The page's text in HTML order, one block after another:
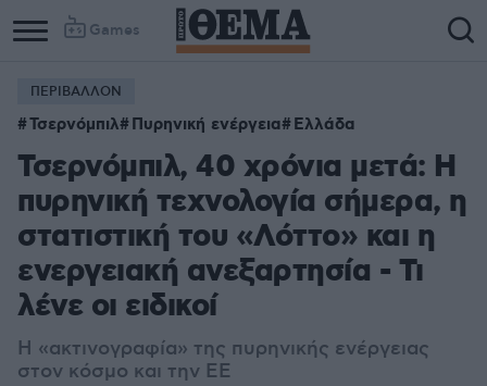
Games
ΠΕΡΙΒΑΛΛΟΝ
Τσερνόμπιλ Πυρηνική ενέργεια Ελλάδα
Τσερνόμπιλ, 40 χρόνια μετά: Η
πυρηνική τεχνολογία σήμερα, η
στατιστική του «Λόττο» και η
ενεργειακή ανεξαρτησία - Τι
λένε οι ειδικοί
Η «ακτινογραφία» της πυρηνικής ενέργειας
στον κόσμο και την ΕΕ